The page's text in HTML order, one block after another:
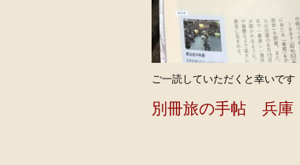
ご一読していただくと幸いです
別冊旅の手帖 兵庫